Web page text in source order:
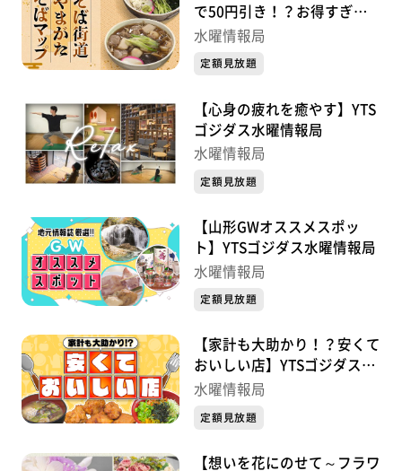
で50円引き！？お得すぎる
スタンプラリーで名店27軒
水曜情報局
定額見放題
【心身の疲れを癒やす】YTS
ゴジダス水曜情報局
水曜情報局
定額見放題
【山形GWオススメスポッ
ト】YTSゴジダス水曜情報局
水曜情報局
定額見放題
【家計も大助かり！？安くて
おいしい店】YTSゴジダス水
曜情報局
水曜情報局
定額見放題
【想いを花にのせて～フラワ